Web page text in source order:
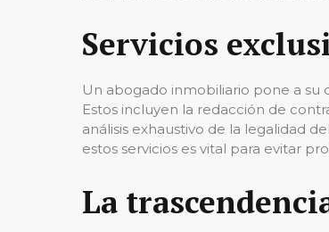
Servicios
Un abogado inmobiliario pone a su
Estos incluyen la redacción de
análisis exhaustivo de la legalidad
estos servicios es vital para evitar
La